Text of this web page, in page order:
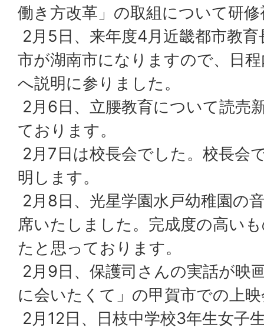
働き方改革」の取組について研
2月5日、来年度4月近畿都市教
市が湖南市になりますので、日
へ説明に参りました。
2月6日、立腰教育について読売
ております。
2月7日は校長会でした。校長会
明します。
2月8日、光星学園水戸幼稚園の
席いたしました。完成度の高い
たと思っております。
2月9日、保護司さんの実話が映
に会いたくて」の甲賀市での上
2月12日、日枝中学校3年生女子